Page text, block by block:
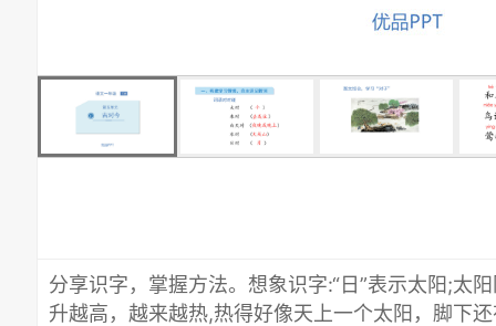
分享识字，掌握方法。想象识字:“日”表示太阳;太
升越高，越来越热,热得好像天上一个太阳，脚下还